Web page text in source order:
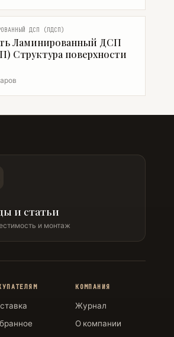
ДСП (ЛДСП)
Ламинированный ДСП
Структура поверхности
и статьи
и монтаж
КОМПАНИЯ
Журнал
О компании